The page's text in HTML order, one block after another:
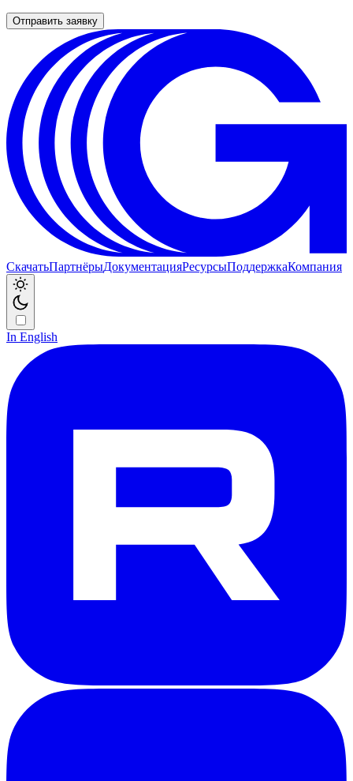
Отправить заявку
СкачатьПартнёрыДокументацияРесурсыПоддержкаКомпания
In English